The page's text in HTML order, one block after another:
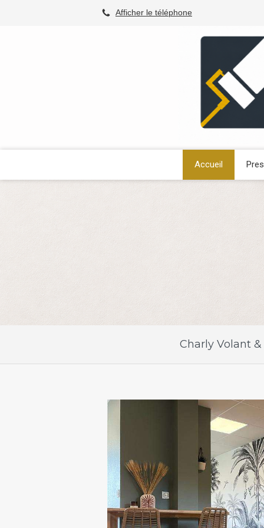
Afficher le téléphone
Accueil
Charly Volant